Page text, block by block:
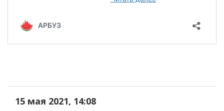
15 мая 2021, 14:08